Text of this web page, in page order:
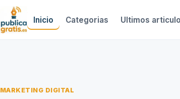
Inicio Categorias Ultimos
MARKETING DIGITAL